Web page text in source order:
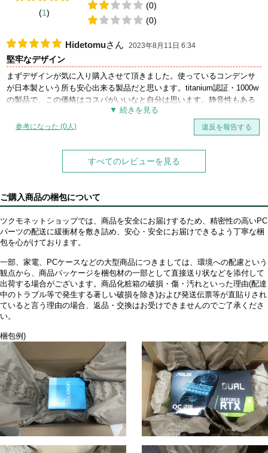
(1)
(0)
(0)
Hidetomuさん 2023年8月11日 6:34
堅牢なデザイン
まずデザインが気に入り購入させて頂きました。使っているコンデンサ
が日本製という所も安心出来る製品だと思います。titanium認証・1000w
の製品で、この価格はコスパがいいなと自分は思います。静音性もある
ということなので、長く使っていけたらと思います。ありがとうござい
ました。
参考になった (0人) 違反を報告する
すべてのレビューを見る
ご購入商品の梱包について
ツクモネットショップでは、商品を安全にお届けするため、精密性の高いPC
パーツの配送に緩衝材を敷き詰め、安心・安全にお届けできるよう丁寧な梱
包を心がけております。
一部、家電、PCケースなどの大型商品につきましては、環境への配慮という
観点から、商品パッケージを梱包材の一部として直接送り状などを添付して
出荷する場合がございます。商品化粧箱の破損・傷・汚れといった理由(配達
中のトラブル等で発生する著しい破損を除き)および発送伝票等が直貼りされ
ていると言う理由の場合、返品・交換はお受けできませんのでご了承くださ
い。
梱包例)